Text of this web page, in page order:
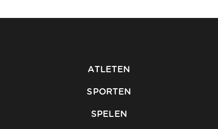
ATLETEN
SPORTEN
SPELEN